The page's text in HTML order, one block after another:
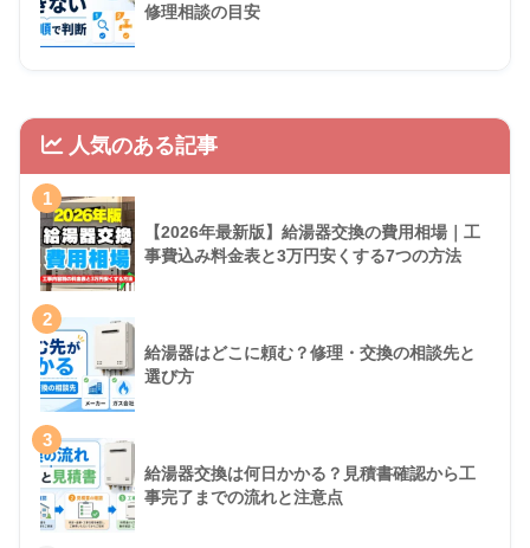
修理相談の目安
人気のある記事
1
【2026年最新版】給湯器交換の費用相場｜工
事費込み料金表と3万円安くする7つの方法
2
給湯器はどこに頼む？修理・交換の相談先と
選び方
3
給湯器交換は何日かかる？見積書確認から工
事完了までの流れと注意点